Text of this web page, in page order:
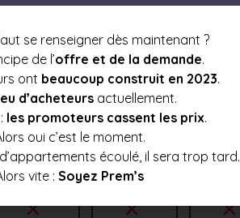
t4 t5
se renseigner dès maintenant ?
de l’offre et de la demande.
ont beaucoup construit en 2023.
d’acheteurs actuellement.
les promoteurs cassent les prix.
oui c’est le moment.
écoulé, il sera trop tard.
vite : Soyez Prem’s